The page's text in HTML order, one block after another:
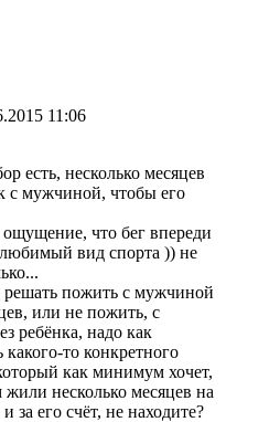
11:06
есть, несколько месяцев
с мужчиной, чтобы его
что бег впереди
вид спорта )) не
решать пожить с мужчиной
или не пожить, с
ребёнка, надо как
то конкретного
как минимум хочет,
несколько месяцев на
за его счёт, не находите?